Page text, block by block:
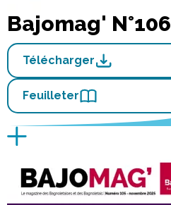
Bajomag' N°106
Télécharger
Feuilleter